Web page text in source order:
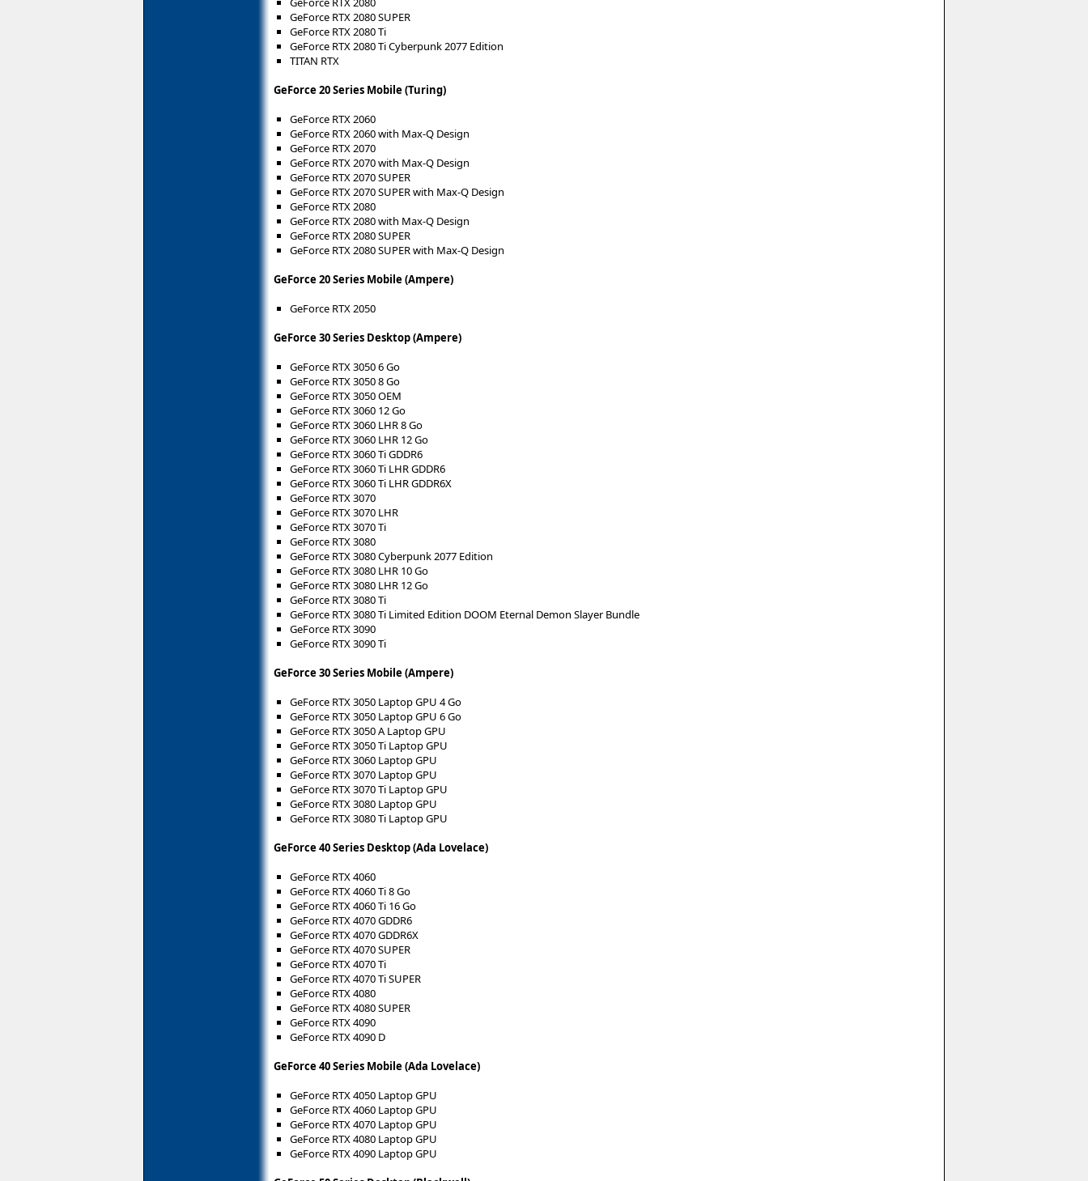
GeForce RTX 2080 SUPER
GeForce RTX 2080 Ti
GeForce RTX 2080 Ti Cyberpunk 2077 Edition
TITAN RTX
GeForce 20 Series Mobile (Turing)
GeForce RTX 2060
GeForce RTX 2060 with Max-Q Design
GeForce RTX 2070
GeForce RTX 2070 with Max-Q Design
GeForce RTX 2070 SUPER
GeForce RTX 2070 SUPER with Max-Q Design
GeForce RTX 2080
GeForce RTX 2080 with Max-Q Design
GeForce RTX 2080 SUPER
GeForce RTX 2080 SUPER with Max-Q Design
GeForce 20 Series Mobile (Ampere)
GeForce RTX 2050
GeForce 30 Series Desktop (Ampere)
GeForce RTX 3050 6 Go
GeForce RTX 3050 8 Go
GeForce RTX 3050 OEM
GeForce RTX 3060 12 Go
GeForce RTX 3060 LHR 8 Go
GeForce RTX 3060 LHR 12 Go
GeForce RTX 3060 Ti GDDR6
GeForce RTX 3060 Ti LHR GDDR6
GeForce RTX 3060 Ti LHR GDDR6X
GeForce RTX 3070
GeForce RTX 3070 LHR
GeForce RTX 3070 Ti
GeForce RTX 3080
GeForce RTX 3080 Cyberpunk 2077 Edition
GeForce RTX 3080 LHR 10 Go
GeForce RTX 3080 LHR 12 Go
GeForce RTX 3080 Ti
GeForce RTX 3080 Ti Limited Edition DOOM Eternal Demon Slayer Bundle
GeForce RTX 3090
GeForce RTX 3090 Ti
GeForce 30 Series Mobile (Ampere)
GeForce RTX 3050 Laptop GPU 4 Go
GeForce RTX 3050 Laptop GPU 6 Go
GeForce RTX 3050 A Laptop GPU
GeForce RTX 3050 Ti Laptop GPU
GeForce RTX 3060 Laptop GPU
GeForce RTX 3070 Laptop GPU
GeForce RTX 3070 Ti Laptop GPU
GeForce RTX 3080 Laptop GPU
GeForce RTX 3080 Ti Laptop GPU
GeForce 40 Series Desktop (Ada Lovelace)
GeForce RTX 4060
GeForce RTX 4060 Ti 8 Go
GeForce RTX 4060 Ti 16 Go
GeForce RTX 4070 GDDR6
GeForce RTX 4070 GDDR6X
GeForce RTX 4070 SUPER
GeForce RTX 4070 Ti
GeForce RTX 4070 Ti SUPER
GeForce RTX 4080
GeForce RTX 4080 SUPER
GeForce RTX 4090
GeForce RTX 4090 D
GeForce 40 Series Mobile (Ada Lovelace)
GeForce RTX 4050 Laptop GPU
GeForce RTX 4060 Laptop GPU
GeForce RTX 4070 Laptop GPU
GeForce RTX 4080 Laptop GPU
GeForce RTX 4090 Laptop GPU